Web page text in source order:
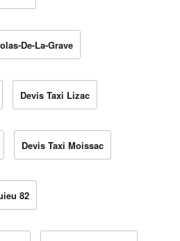
De-La-Grave
Devis Taxi Lizac
Devis Taxi Moissac
82